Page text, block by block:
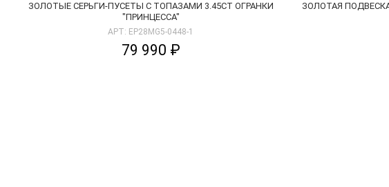
ЗОЛОТЫЕ СЕРЬГИ-ПУСЕТЫ С ТОПАЗАМИ 3.45CT ОГРАНКИ
"ПРИНЦЕССА"
АРТ: EP28MG5-0448-1
79 990 ₽
ЗОЛОТАЯ